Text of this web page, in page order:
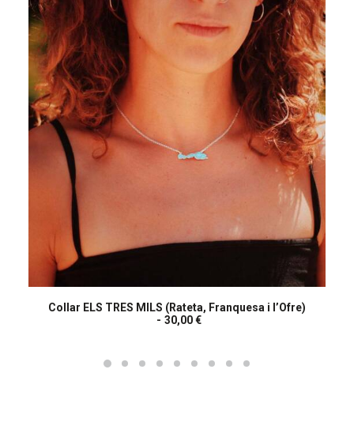
LLEGEIX MÉS
Collar ELS TRES MILS (Rateta, Franquesa i l’Ofre)
30,00€